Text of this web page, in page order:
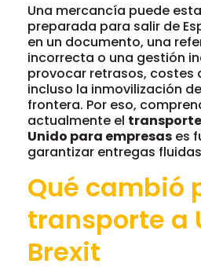
Una mercancía puede
preparada para salir de
en un documento, una
incorrecta o una gestión
provocar retrasos, costes
incluso la inmovilización
frontera. Por eso,
actualmente el
Unido para empresas es
garantizar entregas
Qué cambió
transporte a
Brexit